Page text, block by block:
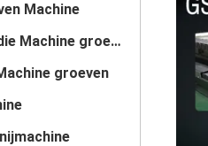
Machine
Automatisch V die Machine groeven
groeven